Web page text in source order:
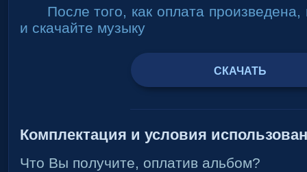
После того, как оплата
и скачайте музыку
СКАЧАТЬ
Комплектация и условия
Что Вы получите, оплатив альбом?